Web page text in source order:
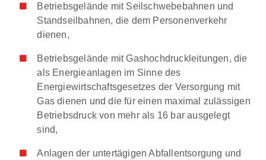
Betriebsgelände mit Seilschwebebahnen und
Standseilbahnen, die dem Personenverkehr
dienen,
Betriebsgelände mit Gashochdruckleitungen, die
als Energieanlagen im Sinne des
Energiewirtschaftsgesetzes der Versorgung mit
Gas dienen und die für einen maximal zulässigen
Betriebsdruck von mehr als 16 bar ausgelegt
sind,
Anlagen der untertägigen Abfallentsorgung und